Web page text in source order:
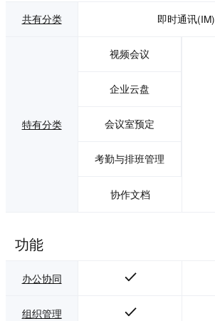
共有分类 即时通讯(IM)
特有分类
视频会议
企业云盘
会议室预定
考勤与排班管理
协作文档
功能
办公协同
组织管理